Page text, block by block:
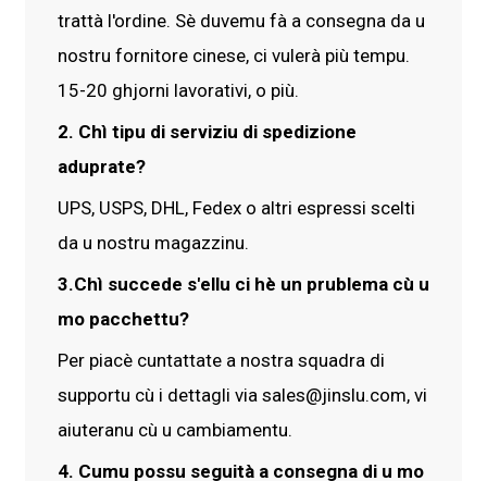
trattà l'ordine. Sè duvemu fà a consegna da u
nostru fornitore cinese, ci vulerà più tempu.
15-20 ghjorni lavorativi, o più.
2. Chì tipu di serviziu di spedizione
aduprate?
UPS, USPS, DHL, Fedex o altri espressi scelti
da u nostru magazzinu.
3.Chì succede s'ellu ci hè un prublema cù u
mo pacchettu?
Per piacè cuntattate a nostra squadra di
supportu cù i dettagli via sales@jinslu.com, vi
aiuteranu cù u cambiamentu.
4. Cumu possu seguità a consegna di u mo